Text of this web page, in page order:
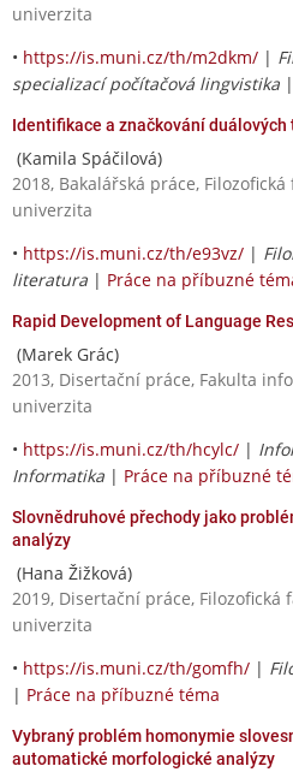
univerzita
• https://is.muni.cz/th/m2dkm/ |
specializací počítačová lingvistika |
Identifikace a značkování duálových
(Kamila Spáčilová)
2018, Bakalářská práce,
univerzita
• https://is.muni.cz/th/e93vz/ |
literatura | Práce na příbuzné
Rapid Development of Language
(Marek Grác)
2013, Disertační práce, Fakulta
univerzita
• https://is.muni.cz/th/hcylc/ |
Informatika | Práce na příbuzné
Slovnědruhové přechody jako
analýzy
(Hana Žižková)
2019, Disertační práce, Filozofická
univerzita
• https://is.muni.cz/th/gomfh/ |
| Práce na příbuzné téma
Vybraný problém homonymie
automatické morfologické analýzy